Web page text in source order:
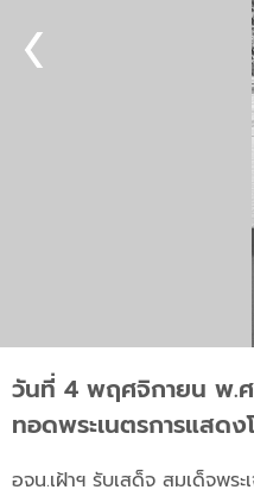
วันที่ 4 พฤศจิกายน พ.ศ.
ทอดพระเนตรการแสด
อจน.เฝ้าฯ รับเสด็จ สมเด็จพร